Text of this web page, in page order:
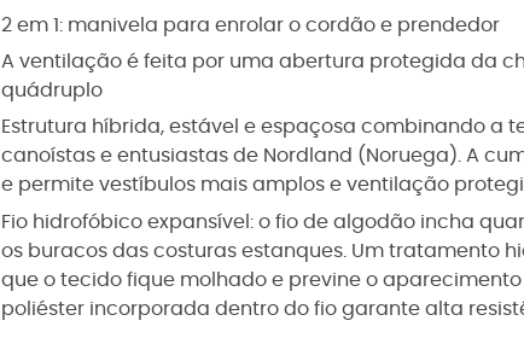
2 em 1: manivela para enrolar o cordão e prendedor
A ventilação é feita por uma abertura protegida da
quádruplo
Estrutura híbrida, estável e espaçosa combinando a
canoístas e entusiastas de Nordland (Noruega). A
e permite vestíbulos mais amplos e ventilação
Fio hidrofóbico expansível: o fio de algodão incha
os buracos das costuras estanques. Um tratamento
que o tecido fique molhado e previne o
poliéster incorporada dentro do fio garante alta